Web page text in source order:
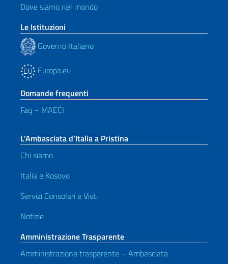
Dove siamo nel mondo
Le Istituzioni
Governo Italiano
Europa.eu
Domande frequenti
Faq – MAECI
L’Ambasciata d’Italia a Pristina
Chi siamo
Italia e Kosovo
Servizi Consolari e Visti
Notizie
Amministrazione Trasparente
Amministrazione trasparente – Ambasciata